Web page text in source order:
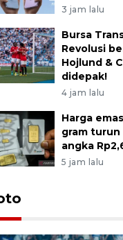
3 jam lalu
Bursa
Revolusi
Hojlund &
didepak!
4 jam lalu
Harga
gram turun
angka
5 jam lalu